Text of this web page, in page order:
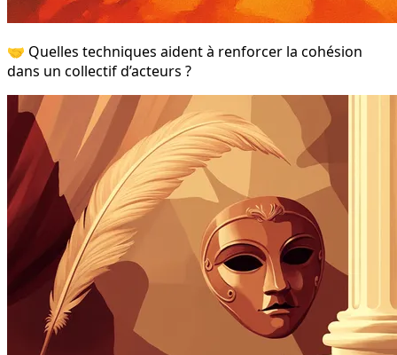
🤝 Quelles techniques aident à renforcer la cohésion
dans un collectif d’acteurs ?